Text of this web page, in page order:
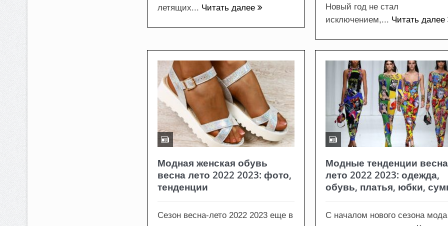
летящих... Читать далее
Новый год не стал
исключением,... Читать далее
Модная женская обувь
весна лето 2022 2023: фото,
тенденции
Сезон весна-лето 2022 2023 еще в
Модные тенденции весна
лето 2022 2023: одежда,
обувь, платья, юбки,
С началом нового сезона мода